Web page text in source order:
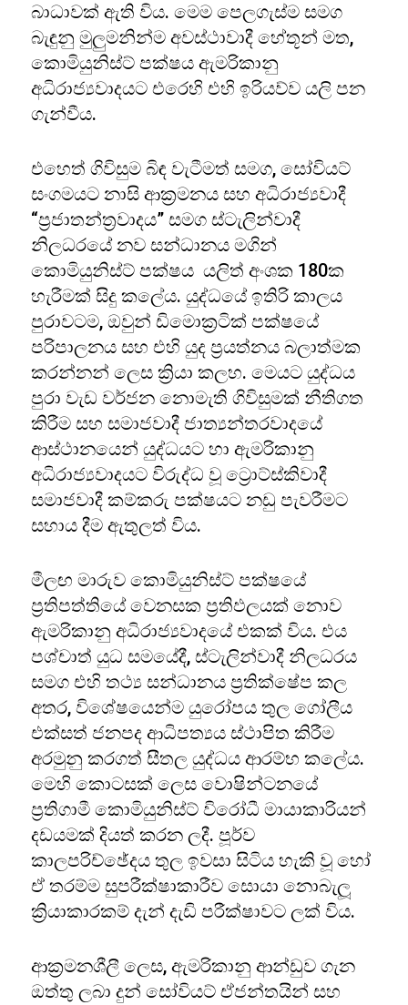
බාධාවක් ඇති විය. මෙම පෙලගැස්ම සමග
බැඳුනු මුලුමනින්ම අවස්ථාවාදී හේතූන් මත,
කොමියුනිස්ට් පක්ෂය ඇමරිකානු
අධිරාජ්‍යවාදයට එරෙහි එහි ඉරියව්ව යලි පන
ගැන්වීය.
එහෙත් ගිවිසුම බිඳ වැටීමත් සමග, සෝවියට්
සංගමයට නාසි ආක්‍රමනය සහ අධිරාජ්‍යවාදී
“ප්‍රජාතන්ත්‍රවාදය” සමග ස්ටැලින්වාදී
නිලධරයේ නව සන්ධානය මගින්
කොමියුනිස්ට් පක්ෂය යලිත් අංශක 180ක
හැරීමක් සිදු කලේය. යුද්ධයේ ඉතිරි කාලය
පුරාවටම, ඔවුන් ඩිමොක්‍රටික් පක්ෂයේ
පරිපාලනය සහ එහි යුද ප්‍රයත්නය බලාත්මක
කරන්නන් ලෙස ක්‍රියා කලහ. මෙයට යුද්ධය
පුරා වැඩ වර්ජන නොමැති ගිවිසුමක් නීතිගත
කිරීම සහ සමාජවාදී ජාත්‍යන්තරවාදයේ
ආස්ථානයෙන් යුද්ධයට හා ඇමරිකානු
අධිරාජ්‍යවාදයට විරුද්ධ වූ ට්‍රොට්ස්කිවාදී
සමාජවාදී කම්කරු පක්ෂයට නඩු පැවරීමට
සහාය දීම ඇතුලත් විය.
මීලඟ මාරුව කොමියුනිස්ට් පක්ෂයේ
ප්‍රතිපත්තියේ වෙනසක ප්‍රතිඵලයක් නොව
ඇමරිකානු අධිරාජ්‍යවාදයේ එකක් විය. එය
පශ්චාත් යුධ සමයේදී, ස්ටැලින්වාදී නිලධරය
සමග එහි තථ්‍ය සන්ධානය ප්‍රතික්ෂේප කල
අතර, විශේෂයෙන්ම යුරෝපය තුල ගෝලීය
එක්සත් ජනපද ආධිපත්‍යය ස්ථාපිත කිරීම
අරමුනු කරගත් සීතල යුද්ධය ආරම්භ කලේය.
මෙහි කොටසක් ලෙස වොෂින්ටනයේ
ප්‍රතිගාමී කොමියුනිස්ට් විරෝධී මායාකාරියන්
දඩයමක් දියත් කරන ලදී. පූර්ව
කාලපරිච්ඡේදය තුල ඉවසා සිටිය හැකි වූ හෝ
ඒ තරම්ම සුපරීක්ෂාකාරීව සොයා නොබැලූ
ක්‍රියාකාරකම් දැන් දැඩි පරීක්ෂාවට ලක් විය.
ආක්‍රමනශීලී ලෙස, ඇමරිකානු ආන්ඩුව ගැන
ඔත්තු ලබා දුන් සෝවියට් ඒජන්තයින් සහ